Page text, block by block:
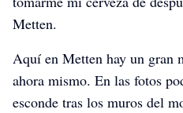
Metten.
Aquí en Metten hay un gran
ahora mismo. En las fotos
esconde tras los muros del